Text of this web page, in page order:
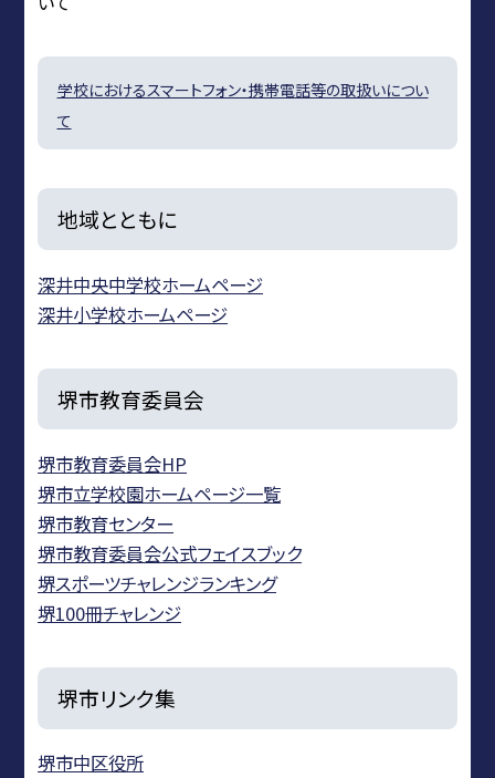
学校におけるスマートフォン・携帯電話等の取扱いについ
て
地域とともに
深井中央中学校ホームページ
深井小学校ホームページ
堺市教育委員会
堺市教育委員会HP
堺市立学校園ホームページ一覧
堺市教育センター
堺市教育委員会公式フェイスブック
堺スポーツチャレンジランキング
堺100冊チャレンジ
堺市リンク集
堺市中区役所